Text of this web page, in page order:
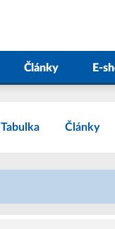
Články E-
Tabulka Články